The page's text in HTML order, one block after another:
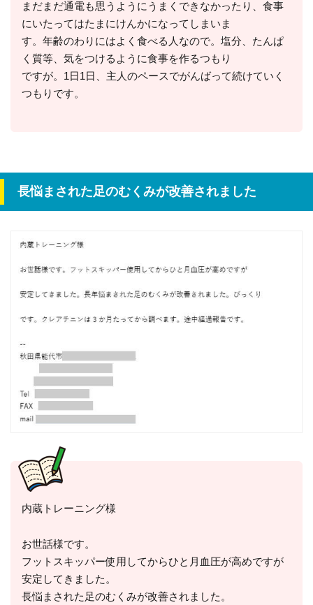
まだまだ通電も思うようにうまくできなかったり、食事
にいたってはたまにけんかになってしまいま
す。年齢のわりにはよく食べる人なので。塩分、たんぱ
く質等、気をつけるように食事を作るつもり
ですが。1日1日、主人のペースでがんばって続けていく
つもりです。
長悩まされた足のむくみが改善されました
内蔵トレーニング様
お世話様です。
フットスキッパー使用してからひと月血圧が高めですが
安定してきました。
長悩まされた足のむくみが改善されました。